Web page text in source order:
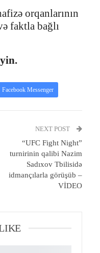
orqanlarının
faktla bağlı
Facebook Messenger
NEXT POST
“UFC Fight Night”
turnirinin qalibi Nazim
Sadıxov Tbilisidə
idmançılarla görüşüb –
VİDEO